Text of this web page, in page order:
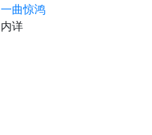
一曲惊鸿
内详